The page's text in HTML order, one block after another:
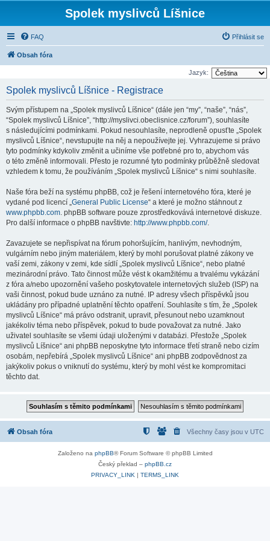
Spolek myslivců Líšnice
FAQ Přihlásit se
Obsah fóra
Jazyk:
Spolek myslivců Líšnice - Registrace
Svým přístupem na „Spolek myslivců Líšnice“ (dále jen “my”, “naše”, “nás”,
“Spolek myslivců Líšnice”, “http://myslivci.obeclisnice.cz/forum”), souhlasíte
s následujícími podmínkami. Pokud nesouhlasíte, neprodleně opusťte „Spolek
myslivců Líšnice“, nevstupujte na něj a nepoužívejte jej. Vyhrazujeme si právo
tyto podmínky kdykoliv změnit a učiníme vše potřebné pro to, abychom vás
o této změně informovali. Přesto je rozumné tyto podmínky průběžně sledovat
vzhledem k tomu, že používáním „Spolek myslivců Líšnice“ s nimi souhlasíte.
Naše fóra beží na systému phpBB, což je řešení internetového fóra, které je
vydané pod licencí „General Public License“ a které je možno stáhnout z
www.phpbb.com. phpBB software pouze zprostředkovává internetové diskuze.
Pro další informace o phpBB navštivte: http://www.phpbb.com/.
Zavazujete se nepřispívat na fórum pohoršujícím, hanlivým, nevhodným,
vulgárním nebo jiným materiálem, který by mohl porušovat platné zákony ve
vaší zemi, zákony v zemi, kde sídlí „Spolek myslivců Líšnice“, nebo platné
mezinárodní právo. Tato činnost může vést k okamžitému a trvalému vykázání
z fóra a/nebo upozornění vašeho poskytovatele internetových služeb (ISP) na
vaši činnost, pokud bude uznáno za nutné. IP adresy všech příspěvků jsou
ukládány pro případné uplatnění těchto opatření. Souhlasíte s tím, že „Spolek
myslivců Líšnice“ má právo odstranit, upravit, přesunout nebo uzamknout
jakékoliv téma nebo příspěvek, pokud to bude považovat za nutné. Jako
uživatel souhlasíte se všemi údaji uloženými v databázi. Přestože „Spolek
myslivců Líšnice“ ani phpBB neposkytne tyto informace třetí straně nebo cizím
osobám, nepřebírá „Spolek myslivců Líšnice“ ani phpBB zodpovědnost za
jakýkoliv pokus o vniknutí do systému, který by mohl vést ke kompromitaci
těchto dat.
Obsah fóra Všechny časy jsou v UTC
Založeno na phpBB® Forum Software © phpBB Limited
Český překlad – phpBB.cz
PRIVACY_LINK | TERMS_LINK